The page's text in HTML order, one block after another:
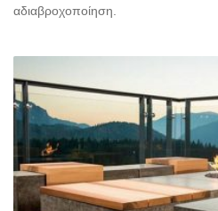
αδιαβροχοποίηση.